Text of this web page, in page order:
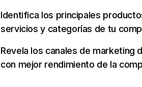
Identifica los principales
servicios y categorías de tu
Revela los canales de marketing
con mejor rendimiento de la